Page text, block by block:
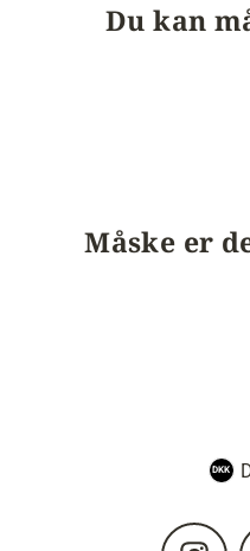
Du kan
Måske er